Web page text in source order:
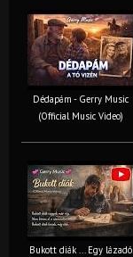
Dédapám - Gerry Music
(Official Music Video)
Bukott diák ... Egy lázadó